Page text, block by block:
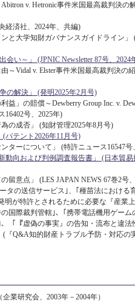
v. Hetronic事件米国最高裁判決の
経済社、2024年、共編)
と大学知財ガバナンスガイドライン」
会い～」 (JPNIC Newsletter 87号、2024
Vidal v. Elster事件米国最高裁判決の
の解決」 (発明2025年2月号)
」の賠償～Dewberry Group Inc. v.
16402号、2025年)
の成否」 (知財管理2025年8月号)
(パテント2026年11月号)
ターについて」 (特許ニュース16547号
動向および判例調査報告書」 (日本貿
意点」 (LES JAPAN NEWS 67巻2号
の送信サービス｣、｢種苗法における
明が特許とされるために必要な『産業
国際裁判管轄｣、｢携帯電話機用ゲーム
「『虚偽の事実』の告知・流布と違法
『Q&A知的財産トラブル予防・対応の
業研究会、2003年－2004年）